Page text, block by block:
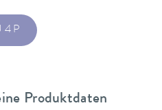
4 P
Produktdaten